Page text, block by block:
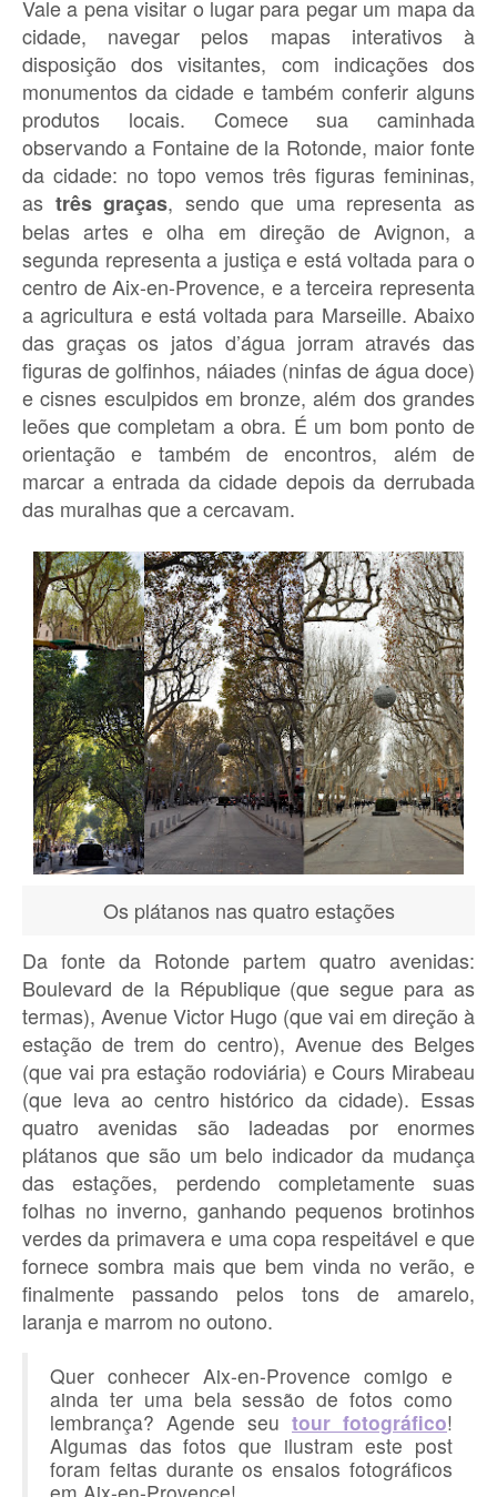
Vale a pena visitar o lugar para pegar um mapa da
cidade, navegar pelos mapas interativos à
disposição dos visitantes, com indicações dos
monumentos da cidade e também conferir alguns
produtos locais. Comece sua caminhada
observando a Fontaine de la Rotonde, maior fonte
da cidade: no topo vemos três figuras femininas,
as três graças, sendo que uma representa as
belas artes e olha em direção de Avignon, a
segunda representa a justiça e está voltada para o
centro de Aix-en-Provence, e a terceira representa
a agricultura e está voltada para Marseille. Abaixo
das graças os jatos d’água jorram através das
figuras de golfinhos, náiades (ninfas de água doce)
e cisnes esculpidos em bronze, além dos grandes
leões que completam a obra. É um bom ponto de
orientação e também de encontros, além de
marcar a entrada da cidade depois da derrubada
das muralhas que a cercavam.
Os plátanos nas quatro estações
Da fonte da Rotonde partem quatro avenidas:
Boulevard de la République (que segue para as
termas), Avenue Victor Hugo (que vai em direção à
estação de trem do centro), Avenue des Belges
(que vai pra estação rodoviária) e Cours Mirabeau
(que leva ao centro histórico da cidade). Essas
quatro avenidas são ladeadas por enormes
plátanos que são um belo indicador da mudança
das estações, perdendo completamente suas
folhas no inverno, ganhando pequenos brotinhos
verdes da primavera e uma copa respeitável e que
fornece sombra mais que bem vinda no verão, e
finalmente passando pelos tons de amarelo,
laranja e marrom no outono.
Quer conhecer Aix-en-Provence comigo e
ainda ter uma bela sessão de fotos como
lembrança? Agende seu tour fotográfico!
Algumas das fotos que ilustram este post
foram feitas durante os ensaios fotográficos